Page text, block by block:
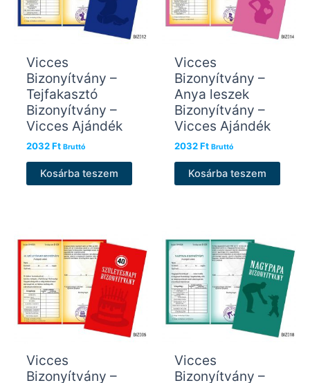
Vicces
Bizonyítvány –
Tejfakasztó
Bizonyítvány –
Vicces Ajándék
2032Ft Bruttó
Kosárba teszem
Vicces
Bizonyítvány –
Anya leszek
Bizonyítvány –
Vicces Ajándék
2032Ft Bruttó
Kosárba teszem
Vicces
Bizonyítvány –
Vicces
Bizonyítvány –